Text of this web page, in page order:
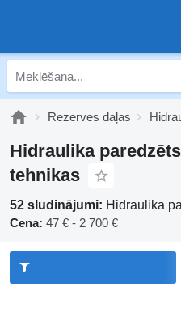
Rezerves daļas
Hidraulika
tehnikas
52 sludinājumi: Hidraulika
Cena: 47 € - 2 700 €